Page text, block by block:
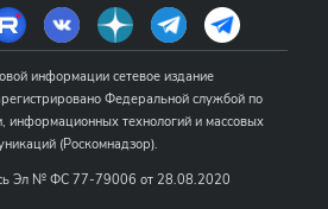
информации сетевое издание
Федеральной службой по
информационных технологий и массовых
(Роскомнадзор).
Эл № ФС 77-79006 от 28.08.2020